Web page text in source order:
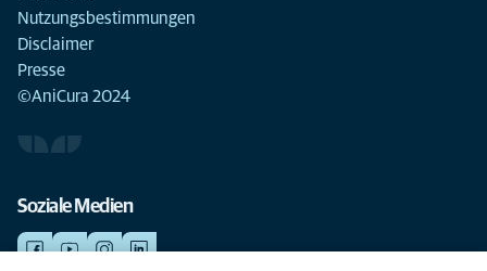
Nutzungsbestimmungen
Disclaimer
Presse
©AniCura 2024
Soziale Medien